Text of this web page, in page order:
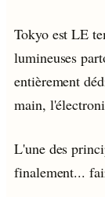
Tokyo est LE
lumineuses
entièrement
main,
L'une des
finalement...